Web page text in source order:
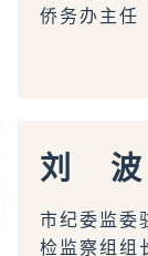
侨务办主任
刘 波
市纪委监委
检监察组组